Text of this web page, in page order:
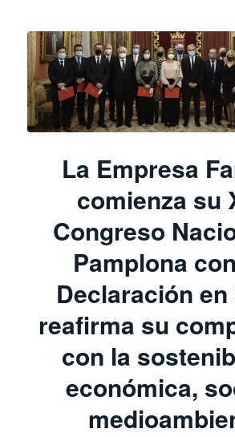
La Empresa
comienza su
Congreso
Pamplona
Declaración en
reafirma su
con la
económica,